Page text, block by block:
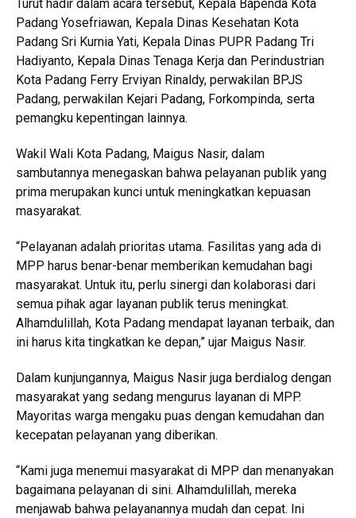
Turut hadir dalam acara tersebut, Kepala Bapenda Kota
Padang Yosefriawan, Kepala Dinas Kesehatan Kota
Padang Sri Kurnia Yati, Kepala Dinas PUPR Padang Tri
Hadiyanto, Kepala Dinas Tenaga Kerja dan Perindustrian
Kota Padang Ferry Erviyan Rinaldy, perwakilan BPJS
Padang, perwakilan Kejari Padang, Forkompinda, serta
pemangku kepentingan lainnya.
Wakil Wali Kota Padang, Maigus Nasir, dalam
sambutannya menegaskan bahwa pelayanan publik yang
prima merupakan kunci untuk meningkatkan kepuasan
masyarakat.
“Pelayanan adalah prioritas utama. Fasilitas yang ada di
MPP harus benar-benar memberikan kemudahan bagi
masyarakat. Untuk itu, perlu sinergi dan kolaborasi dari
semua pihak agar layanan publik terus meningkat.
Alhamdulillah, Kota Padang mendapat layanan terbaik, dan
ini harus kita tingkatkan ke depan,” ujar Maigus Nasir.
Dalam kunjungannya, Maigus Nasir juga berdialog dengan
masyarakat yang sedang mengurus layanan di MPP.
Mayoritas warga mengaku puas dengan kemudahan dan
kecepatan pelayanan yang diberikan.
“Kami juga menemui masyarakat di MPP dan menanyakan
bagaimana pelayanan di sini. Alhamdulillah, mereka
menjawab bahwa pelayanannya mudah dan cepat. Ini